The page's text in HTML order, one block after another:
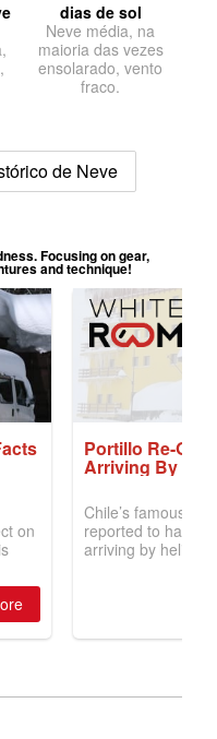
dias de sol
Neve média, na
maioria das vezes
ensolarado, vento
fraco.
de Neve